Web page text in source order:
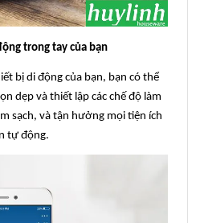
trong tay của bạn
bị di động của bạn, bạn có thể
dẹp và thiết lập các chế độ làm
sạch, và tận hưởng mọi tiện ích
tự động.